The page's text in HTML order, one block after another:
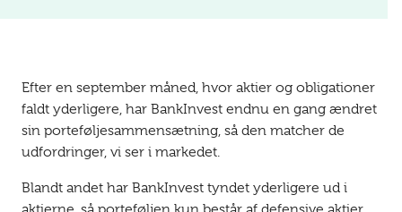
Efter en september måned, hvor aktier og obligationer
faldt yderligere, har BankInvest endnu en gang ændret
sin porteføljesammensætning, så den matcher de
udfordringer, vi ser i markedet.
Blandt andet har BankInvest tyndet yderligere ud i